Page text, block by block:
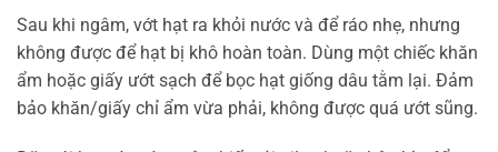
Sau khi ngâm, vớt hạt ra khỏi nước và để ráo nhẹ, nhưng
không được để hạt bị khô hoàn toàn. Dùng một chiếc khăn
ẩm hoặc giấy ướt sạch để bọc hạt giống dâu tằm lại. Đảm
bảo khăn/giấy chỉ ẩm vừa phải, không được quá ướt sũng.